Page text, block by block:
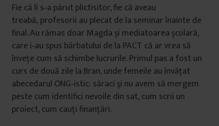
Fie că li s‐a părut plictisitor, fie că aveau
treabă, profesorii au plecat de la seminar înainte de
final. Au rămas doar Magda și mediatoarea școlară,
care i‐au spus bărbatului de la PACT că ar vrea să
învețe cum să schimbe lucrurile. Primul pas a fost un
curs de două zile la Bran, unde femeile au învățat
abecedarul ONG‐istic: săraci și nu avem să mergem
peste cum identifici nevoile din sat, cum scrii un
proiect, cum cauți finanțări.